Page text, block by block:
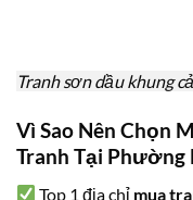
Tranh sơn dầu khung
Vì Sao Nên Chọn
Tranh Tại Phường
Top 1 địa chỉ mua